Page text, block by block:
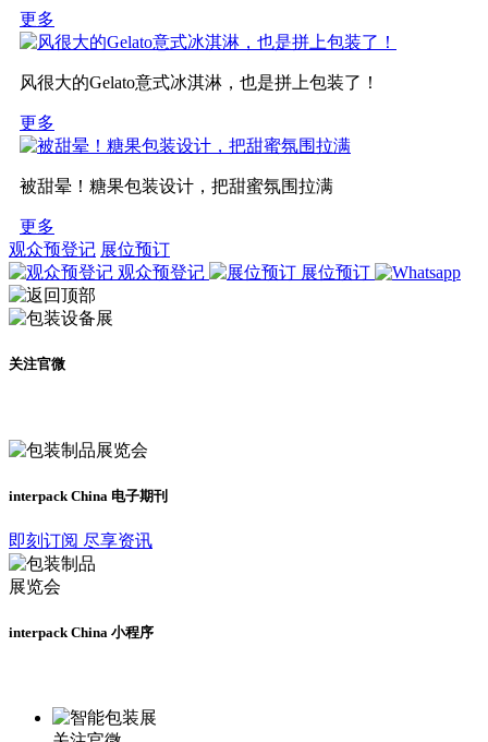
更多
风很大的Gelato意式冰淇淋，也是拼上包装了！
更多
被甜晕！糖果包装设计，把甜蜜氛围拉满
更多
观众预登记 展位预订
观众预登记
展位预订
关注官微
interpack China 电子期刊
即刻订阅 尽享资讯
interpack China 小程序